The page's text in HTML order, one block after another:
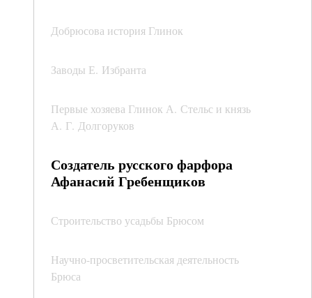
Добрюсова история Глинок
Заводы Е. Избранта
Первые хозяева Глинок А. Стельс и князь
А. Г. Долгоруков
Создатель русского фарфора
Афанасий Гребенщиков
Строительство усадьбы Брюсом
Научно-просветительская деятельность
Брюса